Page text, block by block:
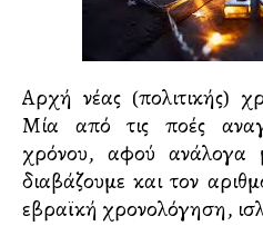
Αρχή νέας (πολιτικής) χρονιάς. Έτος 2026 μ.Χ.
Μία από τις πολλές
χρόνου, αφού ανάλογα
διαβάζουμε και τον
εβραϊκή χρονολόγηση,